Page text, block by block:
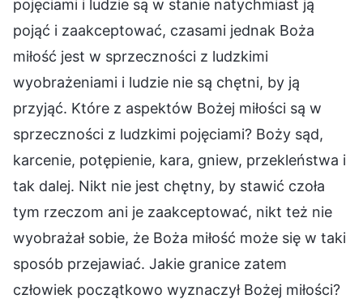
pojęciami i ludzie są w stanie natychmiast ją
pojąć i zaakceptować, czasami jednak Boża
miłość jest w sprzeczności z ludzkimi
wyobrażeniami i ludzie nie są chętni, by ją
przyjąć. Które z aspektów Bożej miłości są w
sprzeczności z ludzkimi pojęciami? Boży sąd,
karcenie, potępienie, kara, gniew, przekleństwa i
tak dalej. Nikt nie jest chętny, by stawić czoła
tym rzeczom ani je zaakceptować, nikt też nie
wyobrażał sobie, że Boża miłość może się w taki
sposób przejawiać. Jakie granice zatem
człowiek początkowo wyznaczył Bożej miłości?